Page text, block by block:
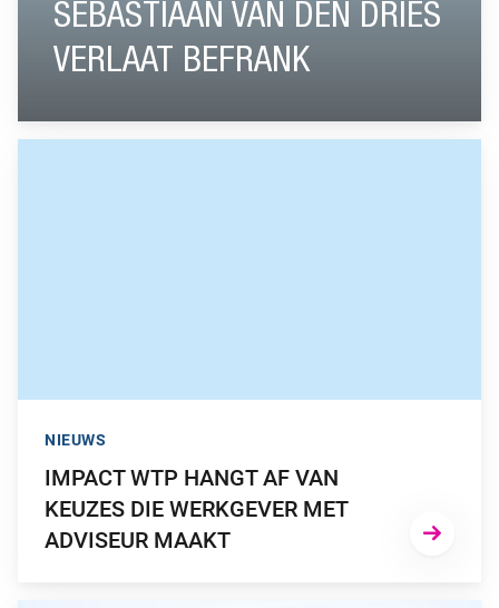
SEBASTIAAN VAN DEN DRIES
VERLAAT BEFRANK
IMPACT WTP HANGT AF VAN
KEUZES DIE WERKGEVER MET
ADVISEUR MAAKT
NIEUWS